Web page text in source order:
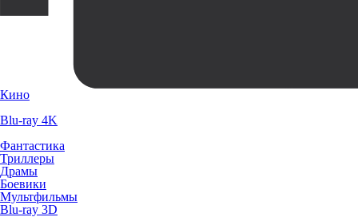
Кино
Blu-ray 4K
Фантастика
Триллеры
Драмы
Боевики
Мультфильмы
Blu-ray 3D